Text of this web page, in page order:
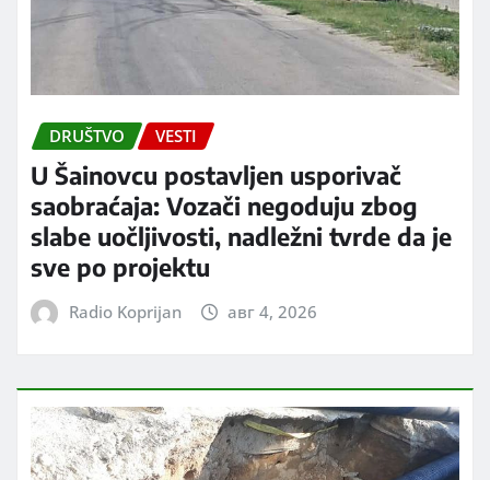
DRUŠTVO VESTI
U Šainovcu postavljen usporivač
saobraćaja: Vozači negoduju zbog
slabe uočljivosti, nadležni tvrde da je
sve po projektu
Radio Koprijan авг 4, 2026